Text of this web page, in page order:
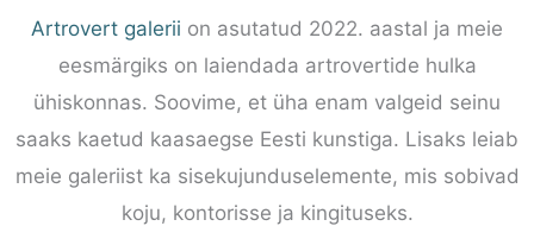
Artrovert galerii on asutatud 2022. aastal ja meie
eesmärgiks on laiendada artrovertide hulka
ühiskonnas. Soovime, et üha enam valgeid seinu
saaks kaetud kaasaegse Eesti kunstiga. Lisaks leiab
meie galeriist ka sisekujunduselemente, mis sobivad
koju, kontorisse ja kingituseks.